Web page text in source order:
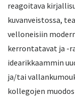
reagoitava
kuvanveistossa,
velloneisiin
kerrontatavat ja -
idearikkaammin
ja/tai
kollegojen